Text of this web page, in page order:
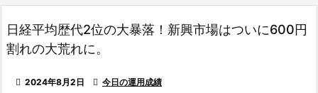
日経平均歴代2位の大暴落！新興市場はついに600円
割れの大荒れに。
 2024年8月2日  今日の運用成績